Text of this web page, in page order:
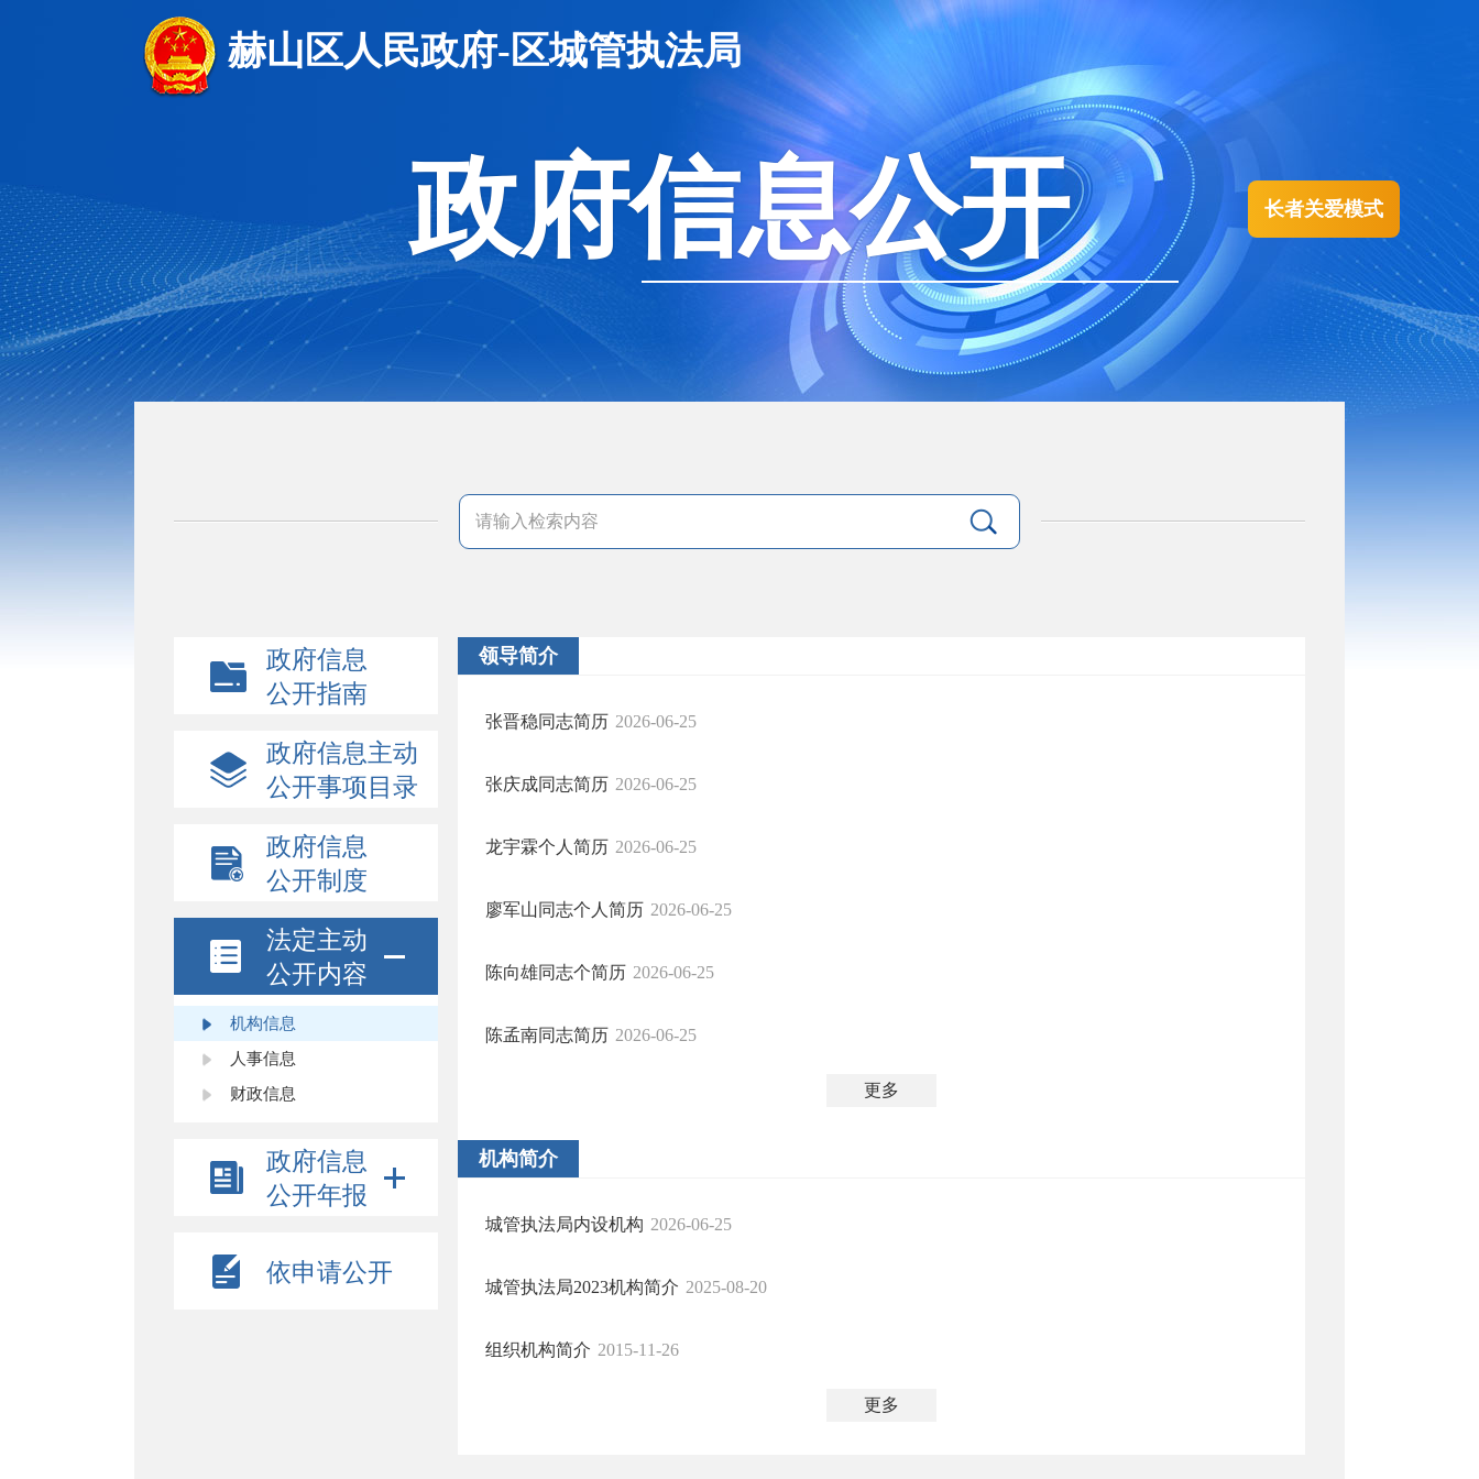
赫山区人民政府-区城管执法局
政府信息公开 长者关爱模式
政府信息
公开指南
政府信息主动
公开事项目录
政府信息
公开制度
法定主动
公开内容
机构信息
人事信息
财政信息
政府信息
公开年报
依申请公开
领导简介
张晋稳同志简历 2026-06-25
张庆成同志简历 2026-06-25
龙宇霖个人简历 2026-06-25
廖军山同志个人简历 2026-06-25
陈向雄同志个简历 2026-06-25
陈孟南同志简历 2026-06-25
更多
机构简介
城管执法局内设机构 2026-06-25
城管执法局2023机构简介 2025-08-20
组织机构简介 2015-11-26
更多